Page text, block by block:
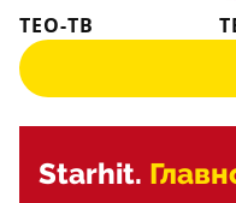
ТЕО-ТВ
Starhit.